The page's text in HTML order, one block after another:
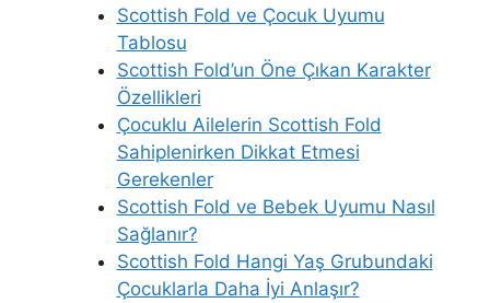
Scottish Fold ve Çocuk Uyumu
Tablosu
Scottish Fold’un Öne Çıkan Karakter
Özellikleri
Çocuklu Ailelerin Scottish Fold
Sahiplenirken Dikkat Etmesi
Gerekenler
Scottish Fold ve Bebek Uyumu Nasıl
Sağlanır?
Scottish Fold Hangi Yaş Grubundaki
Çocuklarla Daha İyi Anlaşır?